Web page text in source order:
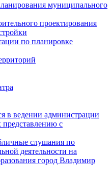
муниципального
проектирования
по планировке
в ведении администрации
с
слушания по
деятельности на
город Владимир